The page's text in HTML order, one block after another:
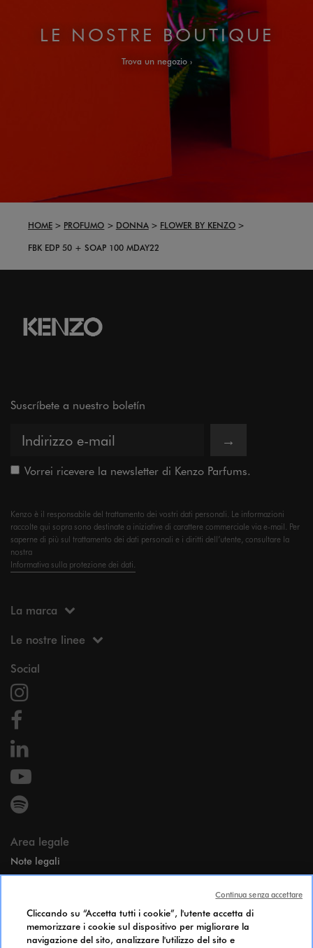
LE NOSTRE BOUTIQUE
Trova un negozio
HOME PROFUMO DONNA
FLOWER BY KENZO
FBK EDP 50 + SOAP 100 MDAY22
Suscríbete a nuestro boletín
→
Vorrei ricevere la newsletter di Kenzo Parfums.
Kenzo è il responsabile del trattamento dei vostri dati personali. Le informazioni
raccolte qui sopra sono destinate a iniziative di carattere commerciale via e-mail. Per
saperne di più sul trattamento dei dati personali e i diritti dell’utente, consultare la
nostra
Informativa sulla protezione dei dati.
La marca
Le nostre linee
Social
Area legale
Note legali
Dati personali
Cookie Policy
Accessibilità
Cliccando su “Accetta tutti i cookie”, l'utente accetta di
memorizzare i cookie sul dispositivo per migliorare la
navigazione del sito, analizzare l'utilizzo del sito e
Continua senza accettare